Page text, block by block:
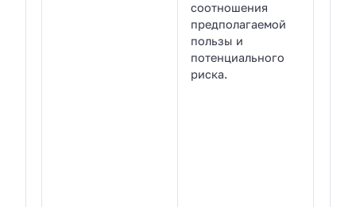
соотношения
предполагаемой
пользы и
потенциального
риска.